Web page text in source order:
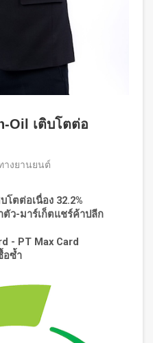
Oil เติบโตต่อ
างยานยนต์
บโตต่อเนื่อง 32.2%
ตัว-มาร์เก็ตแชร์ค้าปลีก
- PT Max Card
อซ้ำ